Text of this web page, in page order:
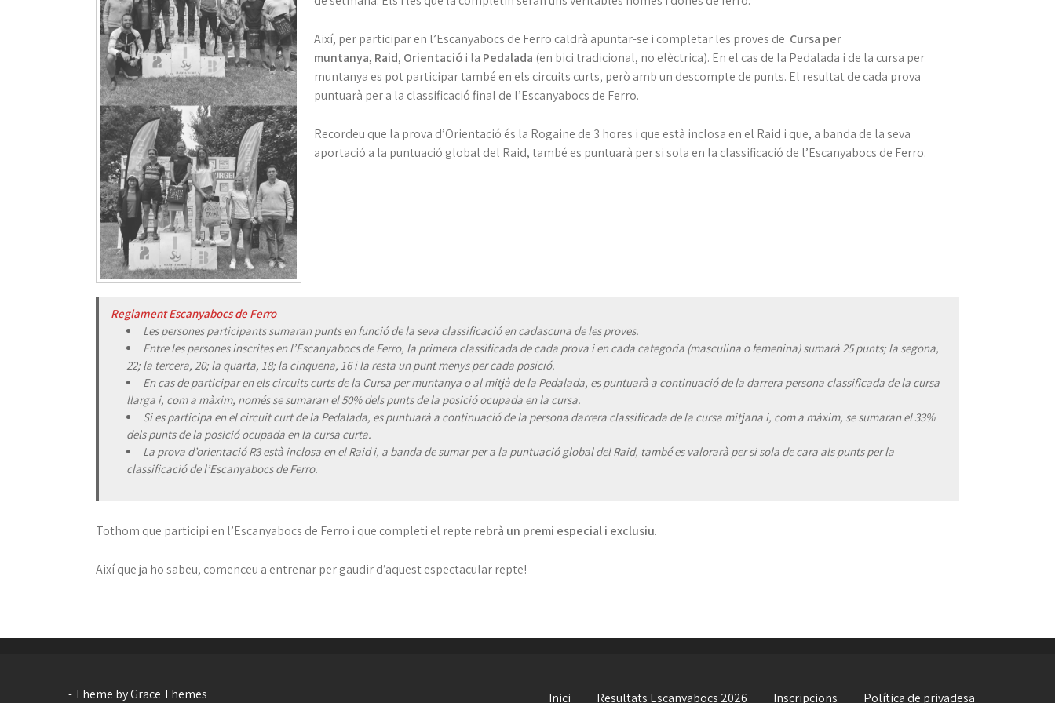
Així, per participar en l’Escanyabocs de Ferro caldrà apuntar-se i completar les proves de Cursa per
muntanya, Raid, Orientaciói la Pedalada (en bici tradicional, no elèctrica). En el cas de la Pedalada i de la cursa per
muntanya es pot participar també en els circuits curts, però amb un descompte de punts. El resultat de cada prova
puntuarà per a la classificació final de l’Escanyabocs de Ferro.
Recordeu que la prova d’Orientació és la Rogaine de 3 hores i que està inclosa en el Raid i que, a banda de la seva
aportació a la puntuació global del Raid, també es puntuarà per si sola en la classificació de l’Escanyabocs de Ferro.
Reglament Escanyabocs de Ferro
Les persones participants sumaran punts en funció de la seva classificació en cadascuna de les proves.
Entre les persones inscrites en l’Escanyabocs de Ferro, la primera classificada de cada prova i en cada categoria (masculina o femenina) sumarà 25 punts; la segona,
22; la tercera, 20; la quarta, 18; la cinquena, 16 i la resta un punt menys per cada posició.
En cas de participar en els circuits curts de la Cursa per muntanya o al mitjà de la Pedalada, es puntuarà a continuació de la darrera persona classificada de la cursa
llarga i, com a màxim, només se sumaran el 50% dels punts de la posició ocupada en la cursa.
Si es participa en el circuit curt de la Pedalada, es puntuarà a continuació de la persona darrera classificada de la cursa mitjana i, com a màxim, se sumaran el 33%
dels punts de la posició ocupada en la cursa curta.
La prova d’orientació R3 està inclosa en el Raid i, a banda de sumar per a la puntuació global del Raid, també es valorarà per si sola de cara als punts per la
classificació de l’Escanyabocs de Ferro.
Tothom que participi en l’Escanyabocs de Ferro i que completi el repte rebrà un premi especial i exclusiu.
Així que ja ho sabeu, comenceu a entrenar per gaudir d’aquest espectacular repte!
- Theme by Grace Themes Inici Resultats Escanyabocs 2026 Inscripcions Política de privadesa